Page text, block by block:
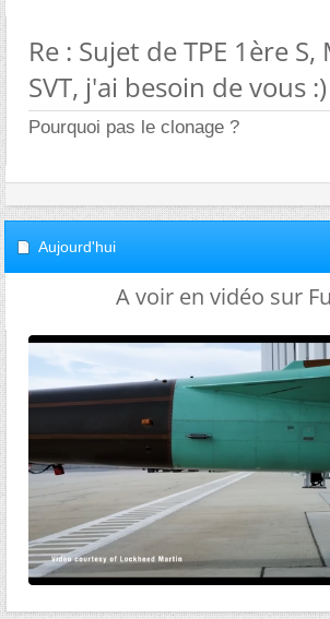
Re : Sujet de TPE 1ère
SVT, j'ai besoin de vous :)
Pourquoi pas le clonage ?
Aujourd'hui
A voir en vidéo sur